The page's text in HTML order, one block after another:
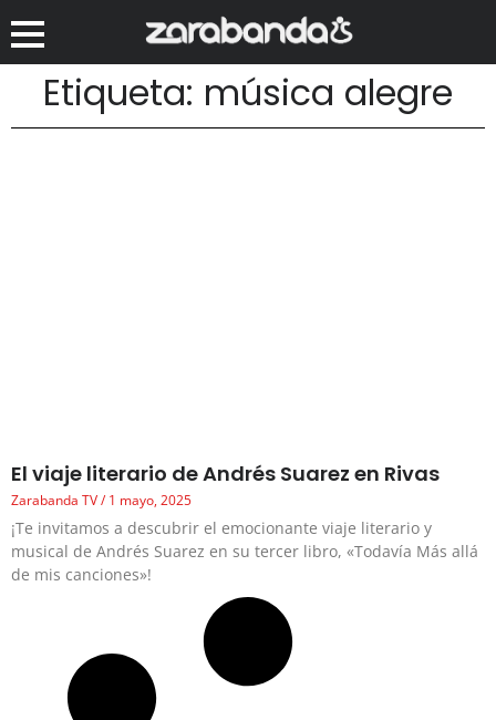
Etiqueta: música alegre
El viaje literario de Andrés Suarez en Rivas
Zarabanda TV 1 mayo, 2025
¡Te invitamos a descubrir el emocionante viaje literario y
musical de Andrés Suarez en su tercer libro, «Todavía Más allá
de mis canciones»!